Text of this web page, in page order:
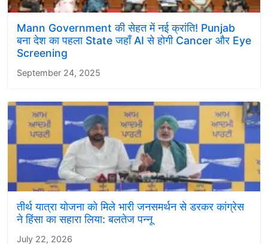
Mann Government की सेहत में नई क्रांति! Punjab
बना देश का पहला State जहाँ AI से होगी Cancer और Eye
Screening
September 24, 2025
तीर्थ यात्रा योजना को मिले भारी जनसमर्थन से डरकर कांग्रेस
ने हिंसा का सहारा लिया: बलतेज पन्नू
July 22, 2026